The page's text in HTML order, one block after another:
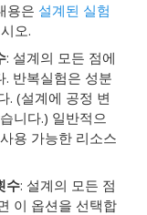
용은 설계된 실험
오.
: 설계의 모든 점에
반복실험은 성분
. (설계에 공정 변
니다.) 일반적으
용 가능한 리소스
수: 설계의 모든 점
이 옵션을 선택합